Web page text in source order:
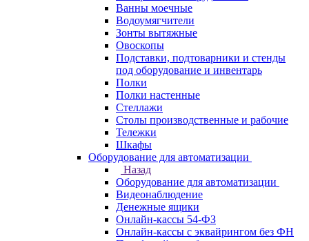
Ванны моечные
Водоумягчители
Зонты вытяжные
Овоскопы
Подставки, подтоварники и стенды
под оборудование и инвентарь
Полки
Полки настенные
Стеллажи
Столы производственные и рабочие
Тележки
Шкафы
Оборудование для автоматизации
Назад
Оборудование для автоматизации
Видеонаблюдение
Денежные ящики
Онлайн-кассы 54-ФЗ
Онлайн-кассы с эквайрингом без ФН